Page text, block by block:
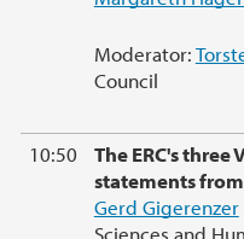
Moderator:
Council
10:50
The ERC's
statements
Gerd Gigerenzer
Sciences and